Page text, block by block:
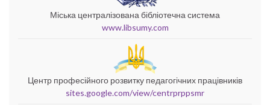
Міська централізована бібліотечна система
www.libsumy.com
Центр професійного розвитку педагогічних працівників
sites.google.com/view/centrprppsmr